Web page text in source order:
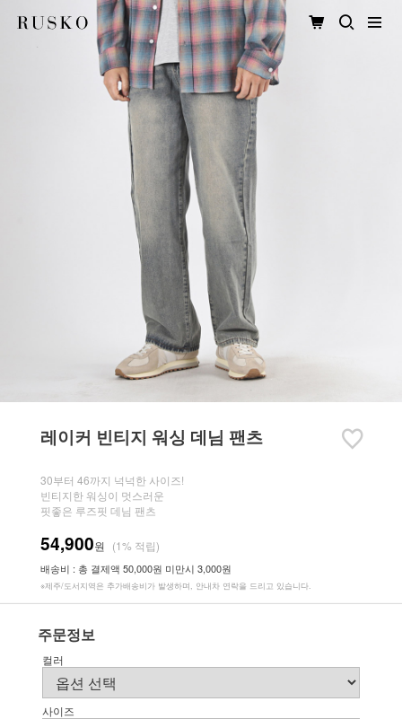
레이커 빈티지 워싱 데님 팬츠
30부터 46까지 넉넉한 사이즈!
빈티지한 워싱이 멋스러운
핏좋은 루즈핏 데님 팬츠
54,900원 (1% 적립)
배송비 : 총 결제액 50,000원 미만시 3,000원
※제주/도서지역은 추가배송비가 발생하며, 안내차 연락을 드리고 있습니다.
주문정보
컬러
사이즈